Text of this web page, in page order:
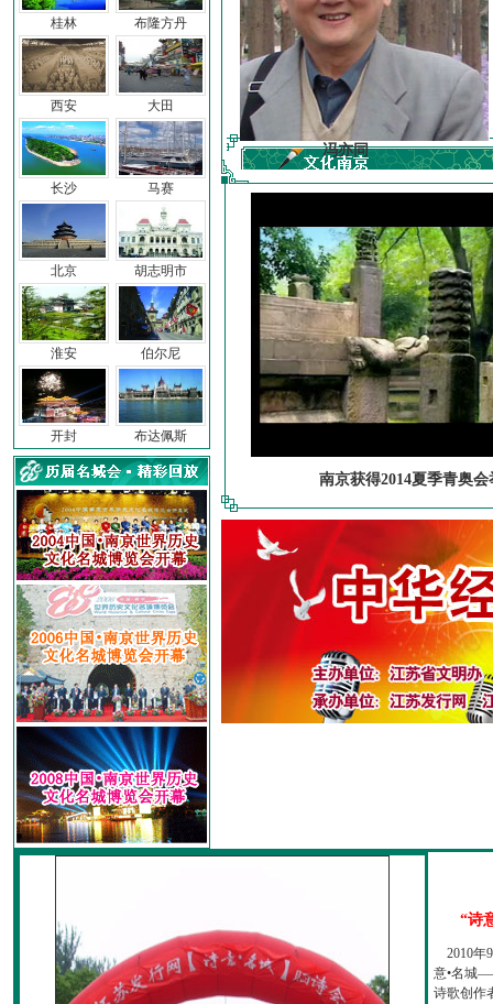
桂林
西安
长沙
北京
淮安
开封
布隆方丹
大田
马赛
胡志明市
伯尔尼
布达佩斯
子 冯亦同
南京获得2014夏季青奥会
“诗
2010年
意•名城
诗歌创作